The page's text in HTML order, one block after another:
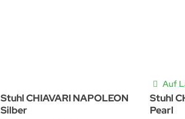
Stuhl CHIAVARI NAPOLEON
Silber
Auf
Stuhl
Pearl